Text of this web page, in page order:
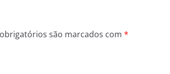
são marcados com *